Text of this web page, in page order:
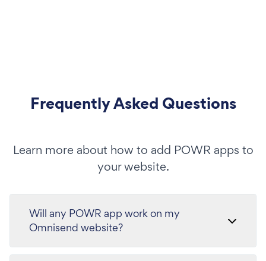
Frequently Asked Questions
Learn more about how to add POWR apps to
your website.
Will any POWR app work on my
Omnisend website?